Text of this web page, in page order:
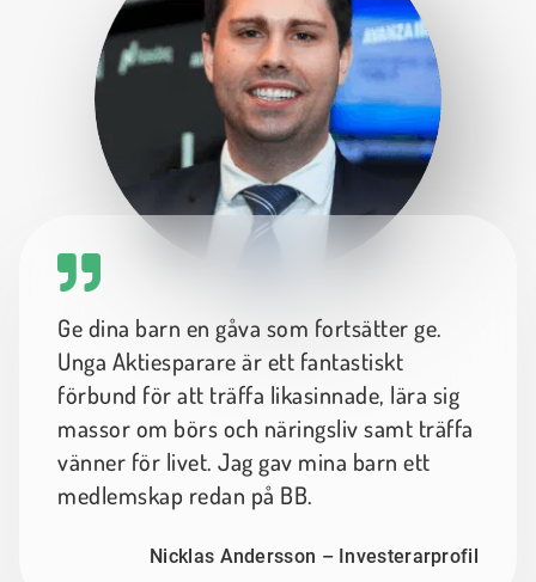
Ge dina barn en gåva som fortsätter ge.
Unga Aktiesparare är ett fantastiskt
förbund för att träffa likasinnade, lära sig
massor om börs och näringsliv samt träffa
vänner för livet. Jag gav mina barn ett
medlemskap redan på BB.
Nicklas Andersson – Investerarprofil